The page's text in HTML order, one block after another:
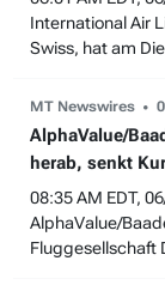
International Air
Swiss, hat am
MT Newswires
AlphaValue/
herab, senkt
08:35 AM EDT,
AlphaValue/
Fluggesellschaft